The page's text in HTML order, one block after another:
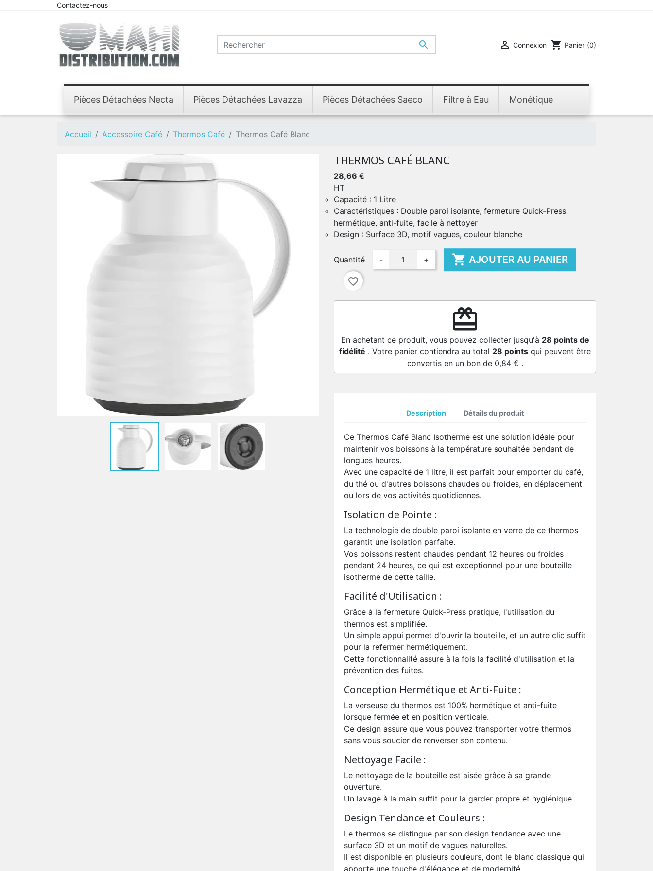
Contactez-nous
  Connexion shopping_cart Panier (0)
Pièces Détachées Necta Pièces Détachées Lavazza Pièces Détachées Saeco Filtre à Eau Monétique
Accueil Accessoire Café Thermos Café Thermos Café Blanc
THERMOS CAFÉ BLANC
28,66 €
HT
Capacité : 1 Litre
Caractéristiques : Double paroi isolante, fermeture Quick-Press,
hermétique, anti-fuite, facile à nettoyer
Design : Surface 3D, motif vagues, couleur blanche
Quantité - +  AJOUTER AU PANIER
favorite_border
redeem
En achetant ce produit, vous pouvez collecter jusqu'à 28 points de
fidélité . Votre panier contiendra au total 28 points qui peuvent être
convertis en un bon de 0,84 € .
Description Détails du produit
Ce Thermos Café Blanc Isotherme est une solution idéale pour
maintenir vos boissons à la température souhaitée pendant de
longues heures.
Avec une capacité de 1 litre, il est parfait pour emporter du café,
du thé ou d'autres boissons chaudes ou froides, en déplacement
ou lors de vos activités quotidiennes.
Isolation de Pointe :
La technologie de double paroi isolante en verre de ce thermos
garantit une isolation parfaite.
Vos boissons restent chaudes pendant 12 heures ou froides
pendant 24 heures, ce qui est exceptionnel pour une bouteille
isotherme de cette taille.
Facilité d'Utilisation :
Grâce à la fermeture Quick-Press pratique, l'utilisation du
thermos est simplifiée.
Un simple appui permet d'ouvrir la bouteille, et un autre clic suffit
pour la refermer hermétiquement.
Cette fonctionnalité assure à la fois la facilité d'utilisation et la
prévention des fuites.
Conception Hermétique et Anti-Fuite :
La verseuse du thermos est 100% hermétique et anti-fuite
lorsque fermée et en position verticale.
Ce design assure que vous pouvez transporter votre thermos
sans vous soucier de renverser son contenu.
Nettoyage Facile :
Le nettoyage de la bouteille est aisée grâce à sa grande
ouverture.
Un lavage à la main suffit pour la garder propre et hygiénique.
Design Tendance et Couleurs :
Le thermos se distingue par son design tendance avec une
surface 3D et un motif de vagues naturelles.
Il est disponible en plusieurs couleurs, dont le blanc classique qui
apporte une touche d'élégance et de modernité.